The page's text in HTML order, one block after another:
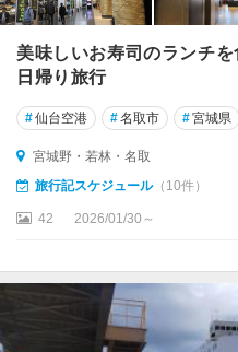
宮
城
野
・
若
林
・
取
仙
美味しいお寿司のランチ
日帰り旅行
#仙台空港 #名取市 #宮城県
宮城野・若林・名取
旅行記スケジュール（10件）
42 2026/01/30～